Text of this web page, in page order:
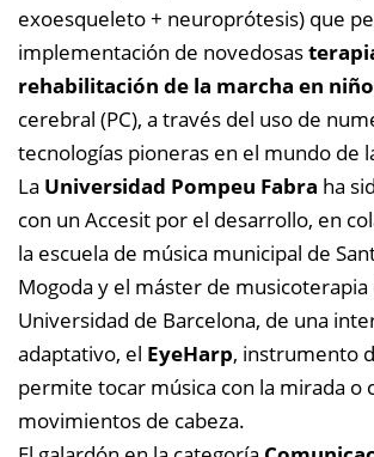
exoesqueleto + neuroprótesis) que
implementación de novedosas
rehabilitación de la marcha en
cerebral (PC), a través del uso de
tecnologías pioneras en el mundo de
La Universidad Pompeu Fabra ha
con un Accesit por el desarrollo, en
la escuela de música municipal de
Mogoda y el máster de musicoterapia
Universidad de Barcelona, de una
adaptativo, el EyeHarp, instrumento
permite tocar música con la mirada o
movimientos de cabeza.